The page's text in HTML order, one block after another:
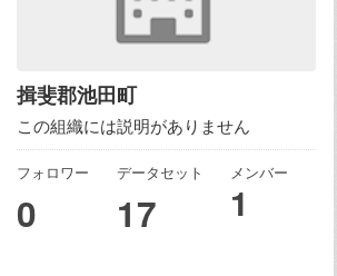
揖斐郡池田町
この組織には説明がありません
フォロワー
0
データセット
17
メンバー
1